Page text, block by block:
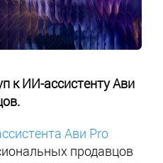
к ИИ-ассистенту Ави
Ави Pro
продавцов